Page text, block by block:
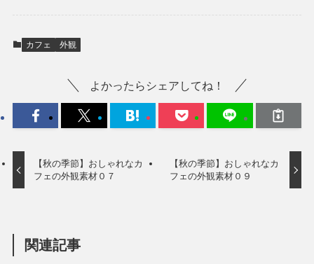
カフェ 外観
よかったらシェアしてね！
【秋の季節】おしゃれなカ
フェの外観素材０７
【秋の季節】おしゃれなカ
フェの外観素材０９
関連記事